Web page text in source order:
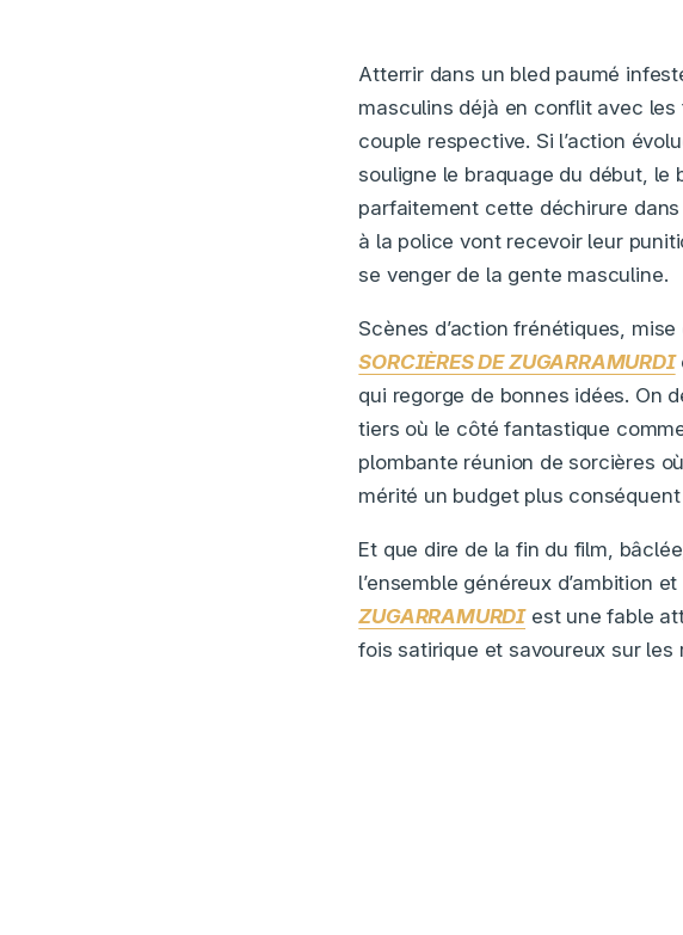
Atterrir dans un bled paumé
masculins déjà en conflit avec
couple respective. Si l’action
souligne le braquage du début, le
parfaitement cette déchirure
à la police vont recevoir leur
se venger de la gente masculine.
Scènes d’action frénétiques,
SORCIÈRES DE ZUGARRAMURDI
qui regorge de bonnes idées. On
tiers où le côté fantastique
plombante réunion de sorcières
mérité un budget plus
Et que dire de la fin du film,
l’ensemble généreux d’ambition
ZUGARRAMURDIest une fable
fois satirique et savoureux sur les